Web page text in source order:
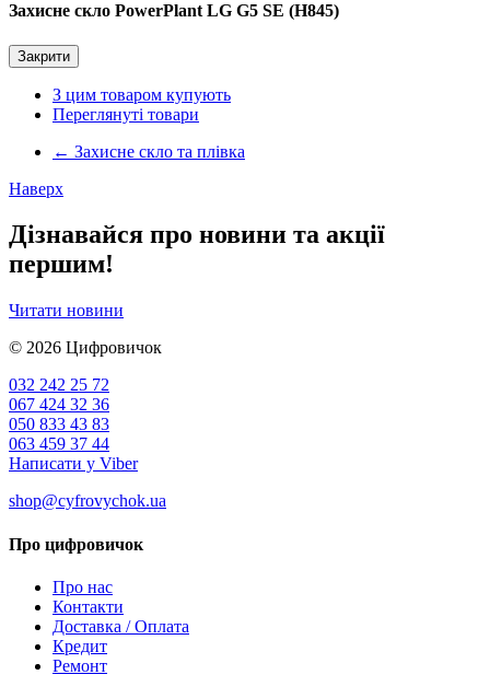
Захисне скло PowerPlant LG G5 SE (H845)
Закрити
З цим товаром купують
Переглянуті товари
← Захисне скло та плівка
Наверх
Дізнавайся про новини та акції
першим!
Читати новини
© 2026 Цифровичок
032 242 25 72
067 424 32 36
050 833 43 83
063 459 37 44
Написати у Viber
shop@cyfrovychok.ua
Про цифровичок
Про нас
Контакти
Доставка / Оплата
Кредит
Ремонт